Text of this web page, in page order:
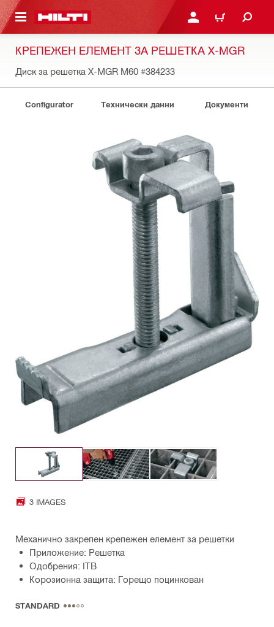
СЪДЪРЖАНИЕ ВЛЕЗ ИЛИ СЕ
КОЛИЧКА
КРЕПЕЖЕН ЕЛЕМЕНТ ЗА РЕШЕТКА X-MGR
Диск за решетка X-MGR M60 #384233
Configurator Технически данни Документи
3 IMAGES
Механично закрепен крепежен елемент за решетки
Приложение: Решетка
Одобрения: ITB
Корозионна защита: Горещо поцинкован
STANDARD